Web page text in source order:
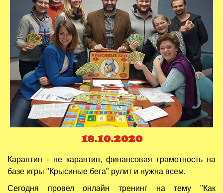
18.10.2020
Карантин - не карантин, финансовая грамотность на
базе игры "Крысиные бега" рулит и нужна всем.
Сегодня провел онлайн тренинг на тему "Как